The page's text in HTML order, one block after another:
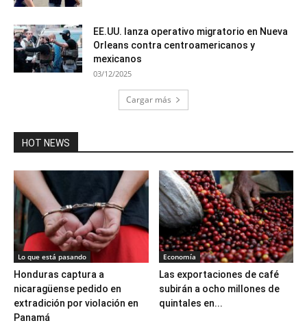
EE.UU. lanza operativo migratorio en Nueva
Orleans contra centroamericanos y
mexicanos
03/12/2025
Cargar más
HOT NEWS
Lo que está pasando
Honduras captura a
nicaragüense pedido en
extradición por violación en
Panamá
Economía
Las exportaciones de café
subirán a ocho millones de
quintales en...